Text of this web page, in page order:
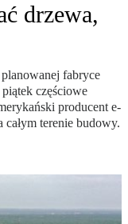
drzewa,
fabryce
częściowe
producent e-
całym terenie budowy.